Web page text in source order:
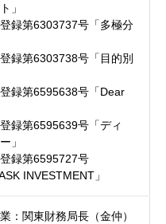
」
録第6303737号「多極分
録第6303738号「目的別
録第6595638号「Dear
録第6595639号「ディ
」
録第6595727号
INVESTMENT」
：関東財務局長（金仲）